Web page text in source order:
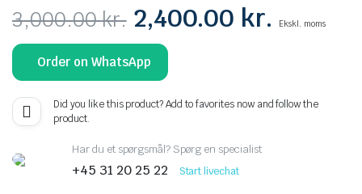
3,000.00kr. Den
oprindelige
pris
var:
3,000.00 kr..
2,400.00 kr. Den
er:
Ekskl. moms
Order on WhatsApp
Did you like this product? Add to favorites now and follow the
product.
Har du et spørgsmål? Spørg en specialist
+45 31 20 25 22 Start livechat